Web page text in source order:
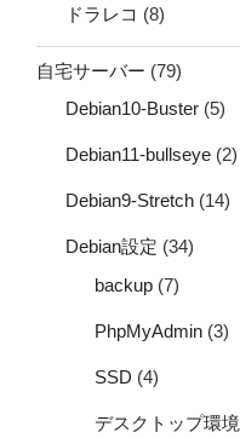
ドラレコ (8)
自宅サーバー (79)
Debian10-Buster (5)
Debian11-bullseye (2)
Debian9-Stretch (14)
Debian設定 (34)
backup (7)
PhpMyAdmin (3)
SSD (4)
デスクトップ環境